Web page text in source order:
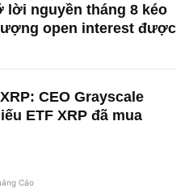
lời nguyền tháng 8 kéo
open interest được
CEO Grayscale
ETF XRP đã mua
Cáo